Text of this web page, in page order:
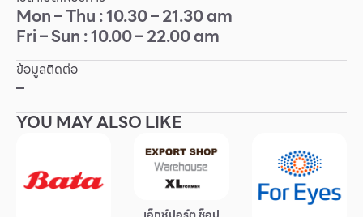
Other
Service
Superstores
Mon – Thu : 10.30 – 21.30 am
Fri – Sun : 10.00 – 22.00 am
ข้อมูลติดต่อ
–
YOU MAY ALSO LIKE